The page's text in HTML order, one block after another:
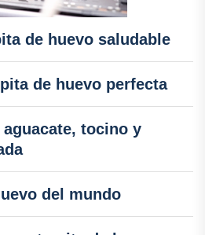
de huevo saludable
de huevo perfecta
tocino y
del mundo